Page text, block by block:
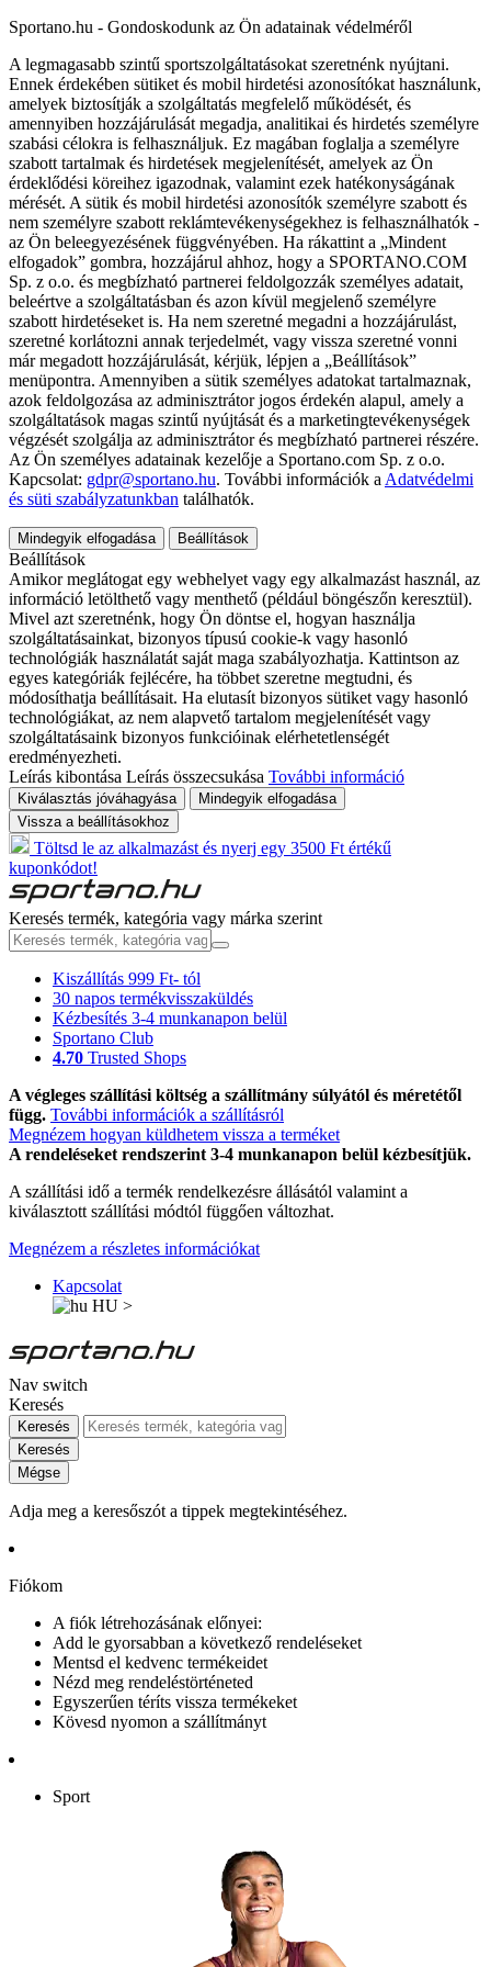
Sportano.hu - Gondoskodunk az Ön adatainak védelméről
A legmagasabb szintű sportszolgáltatásokat szeretnénk nyújtani.
Ennek érdekében sütiket és mobil hirdetési azonosítókat használunk,
amelyek biztosítják a szolgáltatás megfelelő működését, és
amennyiben hozzájárulását megadja, analitikai és hirdetés személyre
szabási célokra is felhasználjuk. Ez magában foglalja a személyre
szabott tartalmak és hirdetések megjelenítését, amelyek az Ön
érdeklődési köreihez igazodnak, valamint ezek hatékonyságának
mérését. A sütik és mobil hirdetési azonosítók személyre szabott és
nem személyre szabott reklámtevékenységekhez is felhasználhatók -
az Ön beleegyezésének függvényében. Ha rákattint a „Mindent
elfogadok” gombra, hozzájárul ahhoz, hogy a SPORTANO.COM
Sp. z o.o. és megbízható partnerei feldolgozzák személyes adatait,
beleértve a szolgáltatásban és azon kívül megjelenő személyre
szabott hirdetéseket is. Ha nem szeretné megadni a hozzájárulást,
szeretné korlátozni annak terjedelmét, vagy vissza szeretné vonni
már megadott hozzájárulását, kérjük, lépjen a „Beállítások”
menüpontra. Amennyiben a sütik személyes adatokat tartalmaznak,
azok feldolgozása az adminisztrátor jogos érdekén alapul, amely a
szolgáltatások magas szintű nyújtását és a marketingtevékenységek
végzését szolgálja az adminisztrátor és megbízható partnerei részére.
Az Ön személyes adatainak kezelője a Sportano.com Sp. z o.o.
Kapcsolat: gdpr@sportano.hu. További információk a Adatvédelmi
és süti szabályzatunkban találhatók.
Mindegyik elfogadása Beállítások
Beállítások
Amikor meglátogat egy webhelyet vagy egy alkalmazást használ, az
információ letölthető vagy menthető (például böngészőn keresztül).
Mivel azt szeretnénk, hogy Ön döntse el, hogyan használja
szolgáltatásainkat, bizonyos típusú cookie-k vagy hasonló
technológiák használatát saját maga szabályozhatja. Kattintson az
egyes kategóriák fejlécére, ha többet szeretne megtudni, és
módosíthatja beállításait. Ha elutasít bizonyos sütiket vagy hasonló
technológiákat, az nem alapvető tartalom megjelenítését vagy
szolgáltatásaink bizonyos funkcióinak elérhetetlenségét
eredményezheti.
Leírás kibontása Leírás összecsukása További információ
Kiválasztás jóváhagyása
Mindegyik elfogadása
Vissza a beállításokhoz
Töltsd le az alkalmazást és nyerj egy 3500 Ft értékű
kuponkódot!
Keresés termék, kategória vagy márka szerint
Kiszállítás 999 Ft- tól
30 napos termékvisszaküldés
Kézbesítés 3-4 munkanapon belül
Sportano Club
4.70 Trusted Shops
A végleges szállítási költség a szállítmány súlyától és méretétől
függ. További információk a szállításról
Megnézem hogyan küldhetem vissza a terméket
A rendeléseket rendszerint 3-4 munkanapon belül kézbesítjük.
A szállítási idő a termék rendelkezésre állásától valamint a
kiválasztott szállítási módtól függően változhat.
Megnézem a részletes információkat
Kapcsolat
HU >
Nav switch
Keresés
Keresés
Keresés
Mégse
Adja meg a keresőszót a tippek megtekintéséhez.
Fiókom
A fiók létrehozásának előnyei:
Add le gyorsabban a következő rendeléseket
Mentsd el kedvenc termékeidet
Nézd meg rendeléstörténeted
Egyszerűen téríts vissza termékeket
Kövesd nyomon a szállítmányt
Sport